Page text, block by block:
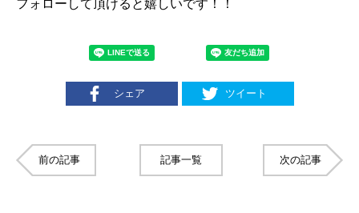
フォローして頂けると嬉しいです！！
シェア ツイート
前の記事 記事一覧 次の記事